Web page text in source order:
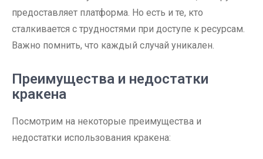
предоставляет платформа. Но есть и те, кто
сталкивается с трудностями при доступе к ресурсам.
Важно помнить, что каждый случай уникален.
Преимущества и недостатки
кракена
Посмотрим на некоторые преимущества и
недостатки использования кракена: